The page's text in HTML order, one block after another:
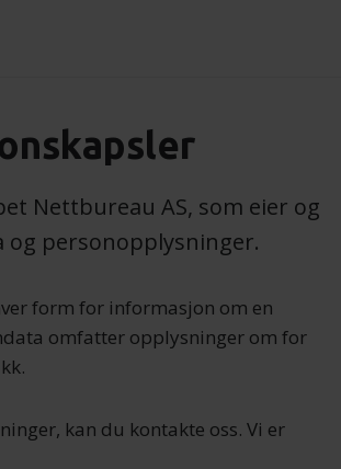
Nettbureau AS, som eier og
personopplysninger.
form for informasjon om en
omfatter opplysninger om for
kan du kontakte oss. Vi er